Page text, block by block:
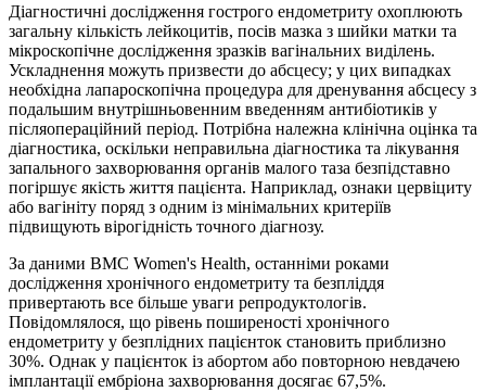
Діагностичні дослідження гострого ендометриту охоплюють
загальну кількість лейкоцитів, посів мазка з шийки матки та
мікроскопічне дослідження зразків вагінальних виділень.
Ускладнення можуть призвести до абсцесу; у цих випадках
необхідна лапароскопічна процедура для дренування абсцесу з
подальшим внутрішньовенним введенням антибіотиків у
післяопераційний період. Потрібна належна клінічна оцінка та
діагностика, оскільки неправильна діагностика та лікування
запального захворювання органів малого таза безпідставно
погіршує якість життя пацієнта. Наприклад, ознаки цервіциту
або вагініту поряд з одним із мінімальних критеріїв
підвищують вірогідність точного діагнозу.
За даними BMC Women's Health, останніми роками
дослідження хронічного ендометриту та безпліддя
привертають все більше уваги репродуктологів.
Повідомлялося, що рівень поширеності хронічного
ендометриту у безплідних пацієнток становить приблизно
30%. Однак у пацієнток із абортом або повторною невдачею
імплантації ембріона захворювання досягає 67,5%.